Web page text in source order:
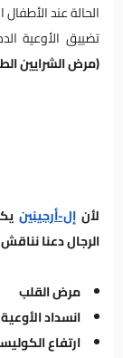
الحالة عند الأطفال
تضييق الأوعية
(مرض الشرايين
لأن إل-أرجينين
الرجال دعنا
مرض القلب
انسداد
ارتفاع